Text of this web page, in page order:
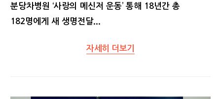
분당차병원 ‘사랑의 메신저 운동’ 통해 18년간 총
182명에게 새 생명전달...
자세히 더보기